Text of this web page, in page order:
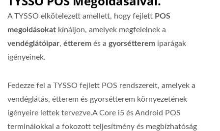
A TYSSO elkötelezett amellett, hogy fejlett POS
megoldásokat kínáljon, amelyek megfelelnek a
vendéglátóipar, étterem és a gyorsétterem iparágak
igényeinek.
Fedezze fel a TYSSO fejlett POS rendszereit, amelyek a
vendéglátás, étterem és gyorsétterem környezetének
igényeire lettek tervezve.A Core i5 és Android POS
terminálokkal a fokozott teljesítmény és megbízhatóság